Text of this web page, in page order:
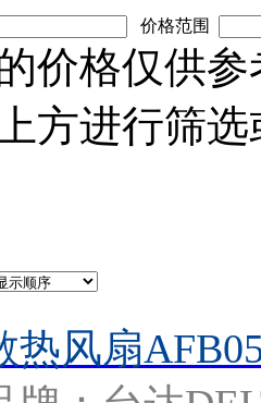
价格范围
价格仅供
方进行筛
热风扇